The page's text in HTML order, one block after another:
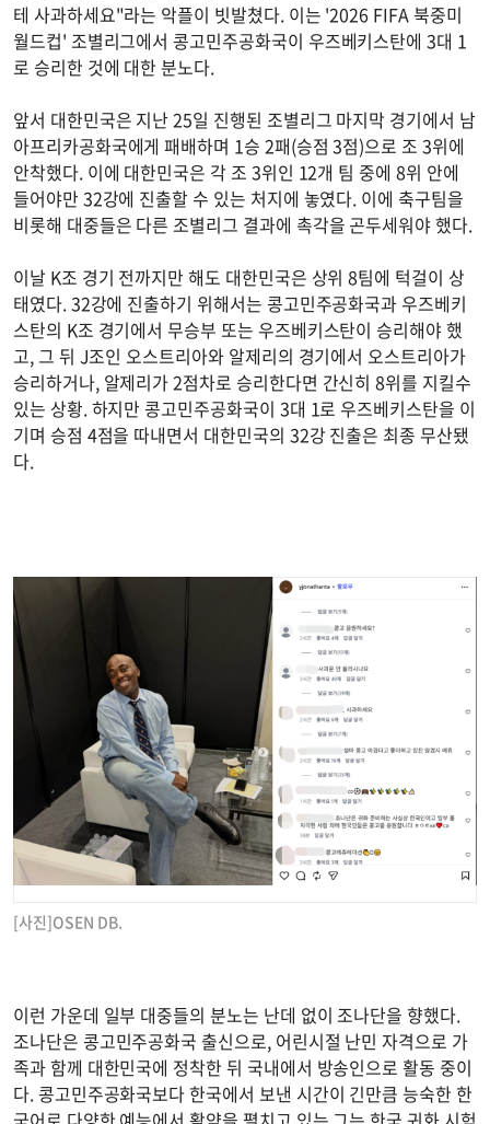
테 사과하세요"라는 악플이 빗발쳤다. 이는 '2026 FIFA 북중미
월드컵' 조별리그에서 콩고민주공화국이 우즈베키스탄에 3대 1
로 승리한 것에 대한 분노다.
앞서 대한민국은 지난 25일 진행된 조별리그 마지막 경기에서 남
아프리카공화국에게 패배하며 1승 2패(승점 3점)으로 조 3위에
안착했다. 이에 대한민국은 각 조 3위인 12개 팀 중에 8위 안에
들어야만 32강에 진출할 수 있는 처지에 놓였다. 이에 축구팀을
비롯해 대중들은 다른 조별리그 결과에 촉각을 곤두세워야 했다.
이날 K조 경기 전까지만 해도 대한민국은 상위 8팀에 턱걸이 상
태였다. 32강에 진출하기 위해서는 콩고민주공화국과 우즈베키
스탄의 K조 경기에서 무승부 또는 우즈베키스탄이 승리해야 했
고, 그 뒤 J조인 오스트리아와 알제리의 경기에서 오스트리아가
승리하거나, 알제리가 2점차로 승리한다면 간신히 8위를 지킬수
있는 상황. 하지만 콩고민주공화국이 3대 1로 우즈베키스탄을 이
기며 승점 4점을 따내면서 대한민국의 32강 진출은 최종 무산됐
다.
[사진]OSEN DB.
이런 가운데 일부 대중들의 분노는 난데 없이 조나단을 향했다.
조나단은 콩고민주공화국 출신으로, 어린시절 난민 자격으로 가
족과 함께 대한민국에 정착한 뒤 국내에서 방송인으로 활동 중이
다. 콩고민주공화국보다 한국에서 보낸 시간이 긴만큼 능숙한 한